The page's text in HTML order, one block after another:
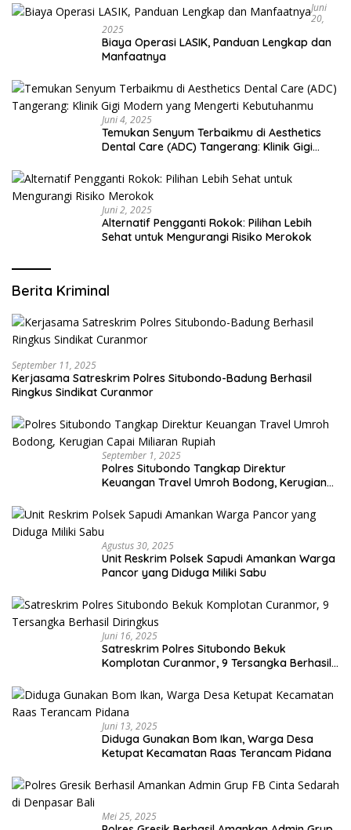
Juni
20,
2025
Biaya Operasi LASIK, Panduan Lengkap dan
Manfaatnya
Juni 4, 2025
Temukan Senyum Terbaikmu di Aesthetics
Dental Care (ADC) Tangerang: Klinik Gigi
Juni 2, 2025
Alternatif Pengganti Rokok: Pilihan Lebih
Sehat untuk Mengurangi Risiko Merokok
Berita Kriminal
September 11, 2025
Kerjasama Satreskrim Polres Situbondo-Badung Berhasil
Ringkus Sindikat Curanmor
September 1, 2025
Polres Situbondo Tangkap Direktur
Keuangan Travel Umroh Bodong, Kerugian
Agustus 30, 2025
Unit Reskrim Polsek Sapudi Amankan Warga
Pancor yang Diduga Miliki Sabu
Juni 16, 2025
Satreskrim Polres Situbondo Bekuk
Komplotan Curanmor, 9 Tersangka Berhasil
Juni 13, 2025
Diduga Gunakan Bom Ikan, Warga Desa
Ketupat Kecamatan Raas Terancam Pidana
Mei 25, 2025